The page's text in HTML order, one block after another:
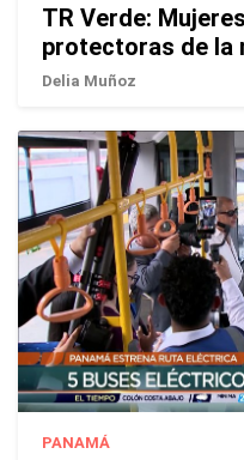
TR Verde:
protectoras de la
Delia Muñoz
PANAMÁ